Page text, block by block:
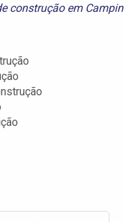
construção em